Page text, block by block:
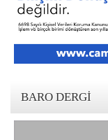
BARO DERGI